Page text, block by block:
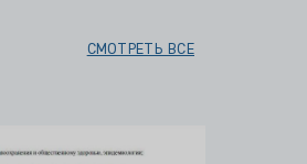
СМОТРЕТЬ ВСЕ